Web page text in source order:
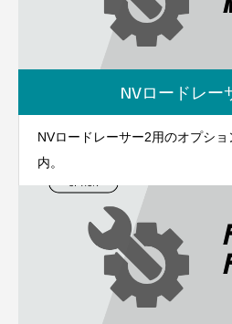
NVロードレー
NVロードレーサー2用のオプシ
内。